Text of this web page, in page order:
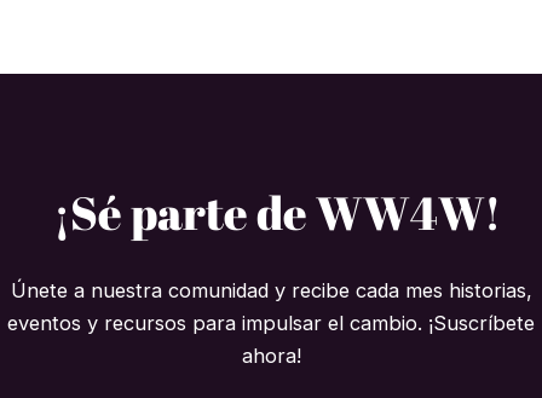
¡Sé parte de WW4W!
Únete a nuestra comunidad y recibe cada mes historias,
eventos y recursos para impulsar el cambio. ¡Suscríbete
ahora!